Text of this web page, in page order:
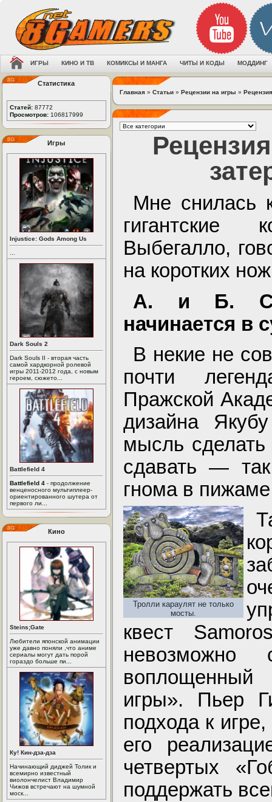
ИГРЫ КИНО И ТВ КОМИКСЫ И МАНГА ЧИТЫ И КОДЫ МОДДИНГ
Статистика
Статей: 87772
Просмотров: 106817999
Игры
Injustice: Gods Among Us
Dark Souls 2
Dark Souls II - вторая часть
самой хардкорной ролевой
игры 2011-2012 года, с новым
героем, сюжето...
Battlefield 4
Battlefield 4 - продолжение
венценосного мультиплеер-
ориентированного шутера от
первого ли...
Кино
Steins;Gate
Любители японской анимации
уже давно поняли ,что аниме
сериалы могут дать порой
гораздо больше пи...
Ку! Кин-дза-дза
Начинающий диджей Толик и
всемирно известный
виолончелист Владимир
Чижов встречают на шумной
моск...
Главная » Статьи » Рецензии на игры »
Мне снилась
гигантские
Выбегалло,
на коротких
А. и Б.
начинается в
В некие не
почти
Пражской
дизайна
мысль
сдавать —
гнома в
Тролли караулят не только
мосты.
квест
невозможно
игры». Пьер
подхода к
его
четвертых
поддержать